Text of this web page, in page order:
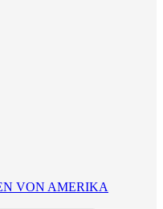
VON AMERIKA